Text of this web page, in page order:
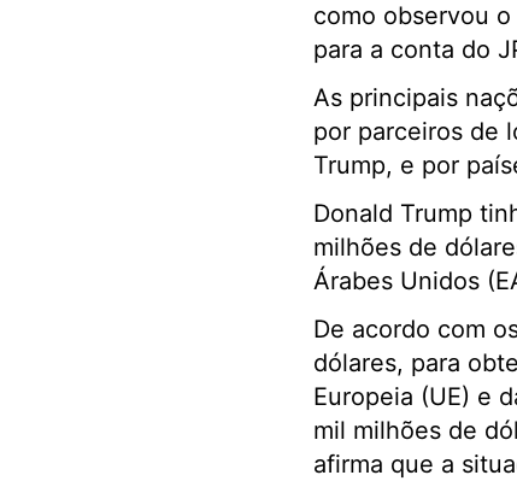
como observou o
para a conta do
As principais
por parceiros de
Trump, e por
Donald Trump
milhões de
Árabes Unidos
De acordo com
dólares, para
Europeia (UE) e
mil milhões de
afirma que a